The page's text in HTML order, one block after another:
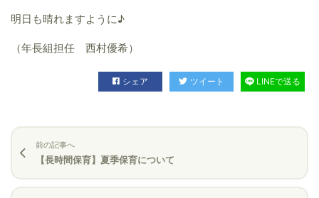
明日も晴れますように♪
（年長組担任 西村優希）
シェア ツイート LINEで送る
前の記事へ
【長時間保育】夏季保育について